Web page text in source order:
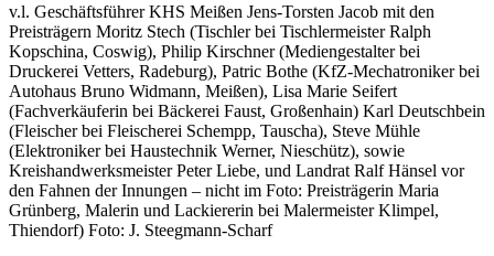
v.l. Geschäftsführer KHS Meißen Jens-Torsten Jacob mit den
Preisträgern Moritz Stech (Tischler bei Tischlermeister Ralph
Kopschina, Coswig), Philip Kirschner (Mediengestalter bei
Druckerei Vetters, Radeburg), Patric Bothe (KfZ-Mechatroniker bei
Autohaus Bruno Widmann, Meißen), Lisa Marie Seifert
(Fachverkäuferin bei Bäckerei Faust, Großenhain) Karl Deutschbein
(Fleischer bei Fleischerei Schempp, Tauscha), Steve Mühle
(Elektroniker bei Haustechnik Werner, Nieschütz), sowie
Kreishandwerksmeister Peter Liebe, und Landrat Ralf Hänsel vor
den Fahnen der Innungen – nicht im Foto: Preisträgerin Maria
Grünberg, Malerin und Lackiererin bei Malermeister Klimpel,
Thiendorf) Foto: J. Steegmann-Scharf